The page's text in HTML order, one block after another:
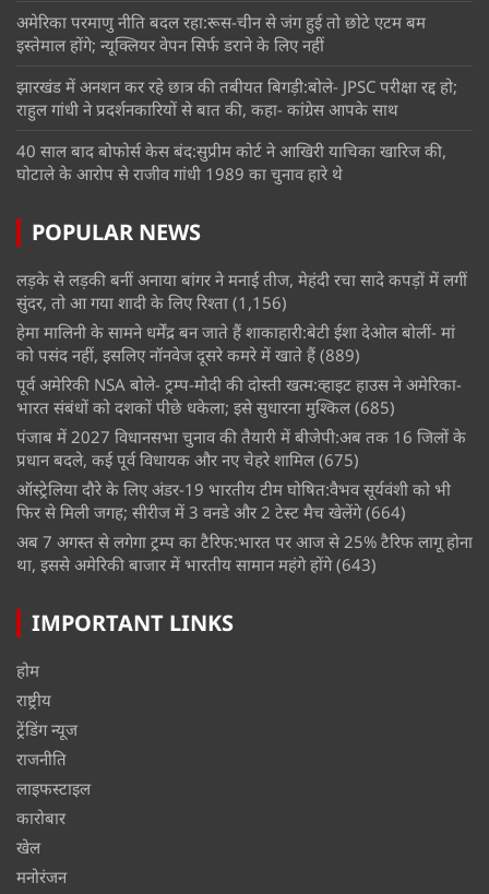
अमेरिका परमाणु नीति बदल रहा:रूस-चीन से जंग हुई तो छोटे एटम बम
इस्तेमाल होंगे; न्यूक्लियर वेपन सिर्फ डराने के लिए नहीं
झारखंड में अनशन कर रहे छात्र की तबीयत बिगड़ी:बोले- JPSC परीक्षा रद्द हो;
राहुल गांधी ने प्रदर्शनकारियों से बात की, कहा- कांग्रेस आपके साथ
40 साल बाद बोफोर्स केस बंद:सुप्रीम कोर्ट ने आखिरी याचिका खारिज की,
घोटाले के आरोप से राजीव गांधी 1989 का चुनाव हारे थे
POPULAR NEWS
लड़के से लड़की बनीं अनाया बांगर ने मनाई तीज, मेहंदी रचा सादे कपड़ों में लगीं
सुंदर, तो आ गया शादी के लिए रिश्ता (1,156)
हेमा मालिनी के सामने धर्मेंद्र बन जाते हैं शाकाहारी:बेटी ईशा देओल बोलीं- मां
को पसंद नहीं, इसलिए नॉनवेज दूसरे कमरे में खाते हैं (889)
पूर्व अमेरिकी NSA बोले- ट्रम्प-मोदी की दोस्ती खत्म:व्हाइट हाउस ने अमेरिका-
भारत संबंधों को दशकों पीछे धकेला; इसे सुधारना मुश्किल (685)
पंजाब में 2027 विधानसभा चुनाव की तैयारी में बीजेपी:अब तक 16 जिलों के
प्रधान बदले, कई पूर्व विधायक और नए चेहरे शामिल (675)
ऑस्ट्रेलिया दौरे के लिए अंडर-19 भारतीय टीम घोषित:वैभव सूर्यवंशी को भी
फिर से मिली जगह; सीरीज में 3 वनडे और 2 टेस्ट मैच खेलेंगे (664)
अब 7 अगस्त से लगेगा ट्रम्प का टैरिफ:भारत पर आज से 25% टैरिफ लागू होना
था, इससे अमेरिकी बाजार में भारतीय सामान महंगे होंगे (643)
IMPORTANT LINKS
होम
राष्ट्रीय
ट्रेंडिंग न्यूज
राजनीति
लाइफस्टाइल
कारोबार
खेल
मनोरंजन